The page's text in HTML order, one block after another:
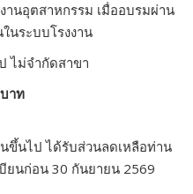
านอุตสาหกรรม เมื่ออบรมผ่าน
นระบบโรงงาน
ไม่จำกัดสาขา
าท
ขึ้นไป ได้รับส่วนลดเหลือท่าน
ยนก่อน 30 กันยายน 2569